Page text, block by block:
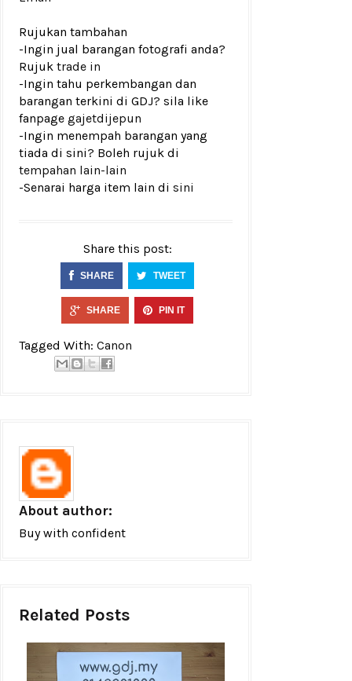
Rujukan tambahan
-Ingin jual barangan fotografi anda?
Rujuk trade in
-Ingin tahu perkembangan dan
barangan terkini di GDJ? sila like
fanpage gajetdijepun
-Ingin menempah barangan yang
tiada di sini? Boleh rujuk di
tempahan lain-lain
-Senarai harga item lain di sini
Share this post:
SHARE TWEET
SHARE PIN IT
Tagged With: Canon
About author:
Buy with confident
Related Posts